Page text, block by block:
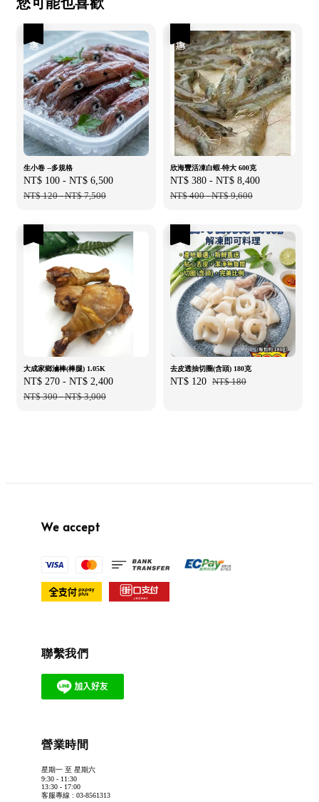
生小卷 --多規格
Sale
price
NT$ 100 - NT$ 6,500
NT$ 120-NT$ 7,500
欣海豐活凍白蝦-特大 600克
Sale
price
NT$ 380 - NT$ 8,400
NT$ 400-NT$ 9,600
大成家鄉滷棒(棒腿) 1.05K
Sale
price
NT$ 270 - NT$ 2,400
NT$ 300-NT$ 3,000
去皮透抽切圈(含頭) 180克
Sale
NT$ 120 Regular
NT$ 180
We accept
聯繫我們
營業時間
星期一 至 星期六
9:30 - 11:30
13:30 - 17:00
客服專線 : 03-8561313